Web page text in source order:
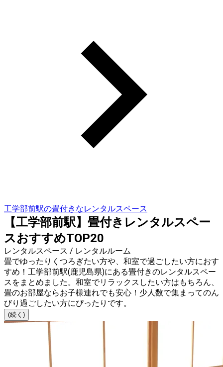
工学部前駅の畳付きなレンタルスペース
【工学部前駅】畳付きレンタルスペー
スおすすめTOP20
レンタルスペース / レンタルルーム
畳でゆったりくつろぎたい方や、和室で過ごしたい方におす
すめ！工学部前駅(鹿児島県)にある畳付きのレンタルスペー
スをまとめました。和室でリラックスしたい方はもちろん、
畳のお部屋ならお子様連れでも安心！少人数で集まってのん
びり過ごしたい方にぴったりです。
(続く)